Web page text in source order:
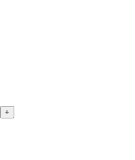
+